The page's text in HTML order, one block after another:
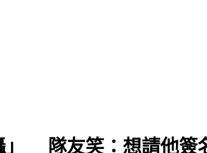
」 隊友笑：想請他簽